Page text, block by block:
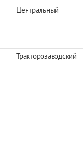
Центральный
Тракторозаводский